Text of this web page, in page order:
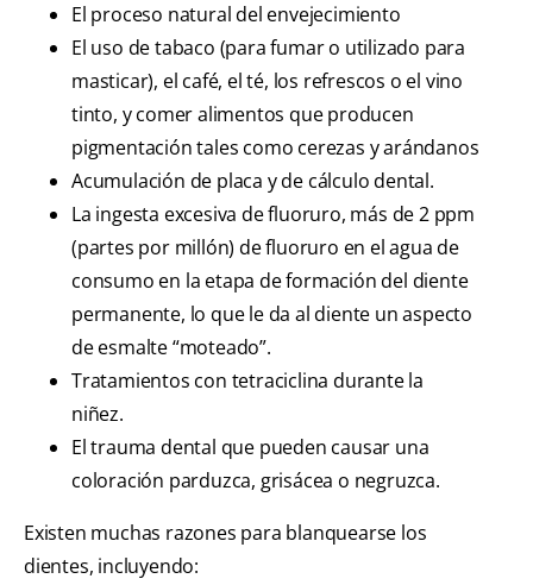
El proceso natural del envejecimiento
El uso de tabaco (para fumar o utilizado para
masticar), el café, el té, los refrescos o el vino
tinto, y comer alimentos que producen
pigmentación tales como cerezas y arándanos
Acumulación de placa y de cálculo dental.
La ingesta excesiva de fluoruro, más de 2 ppm
(partes por millón) de fluoruro en el agua de
consumo en la etapa de formación del diente
permanente, lo que le da al diente un aspecto
de esmalte “moteado”.
Tratamientos con tetraciclina durante la
niñez.
El trauma dental que pueden causar una
coloración parduzca, grisácea o negruzca.
Existen muchas razones para blanquearse los
dientes, incluyendo: